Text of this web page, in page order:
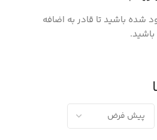
شده باشید تا قادر به اضافه